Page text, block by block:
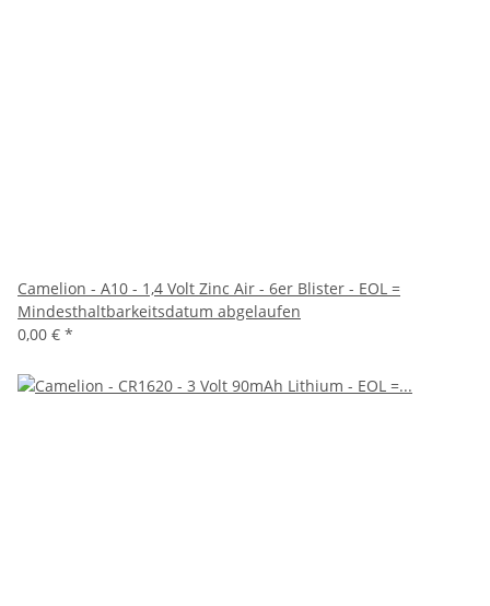
Camelion - A10 - 1,4 Volt Zinc Air - 6er Blister - EOL =
Mindesthaltbarkeitsdatum abgelaufen
0,00 € *